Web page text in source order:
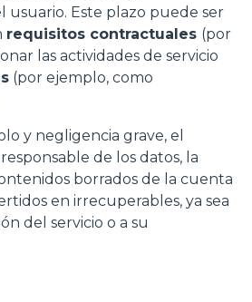
usuario. Este plazo puede ser
requisitos contractuales (por
las actividades de servicio
(por ejemplo, como
y negligencia grave, el
de los datos, la
borrados de la cuenta
en irrecuperables, ya sea
del servicio o a su